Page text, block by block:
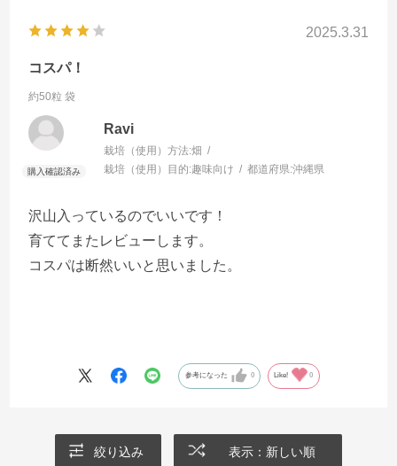
2025.3.31
コスパ！
約50粒 袋
Ravi
栽培（使用）方法:畑
栽培（使用）目的:趣味向け 都道府県:沖縄県
沢山入っているのでいいです！
育ててまたレビューします。
コスパは断然いいと思いました。
参考になった 0 Like! 0
絞り込み 表示：新しい順